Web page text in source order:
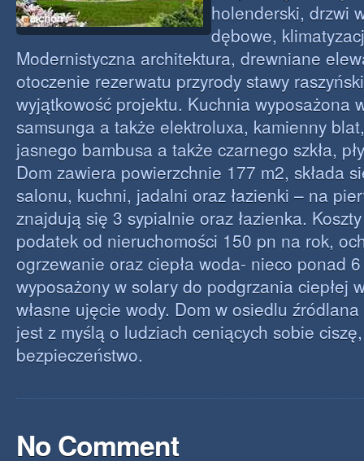
holenderski, drzwi
dębowe,
Modernistyczna architektura, drewniane
otoczenie rezerwatu przyrody stawy
wyjątkowość projektu. Kuchnia wyposażona
samsunga a także elektroluxa, kamienny
jasnego bambusa a także czarnego szkła,
Dom zawiera powierzchnie 177 m2, składa
salonu, kuchni, jadalni oraz łazienki – na
znajdują się 3 sypialnie oraz łazienka.
podatek od nieruchomości 150 pn na rok,
ogrzewanie oraz ciepła woda- nieco ponad
wyposażony w solary do podgrzania ciepłej
własne ujęcie wody. Dom w osiedlu
jest z myślą o ludziach ceniących sobie
bezpieczeństwo.
No Comment